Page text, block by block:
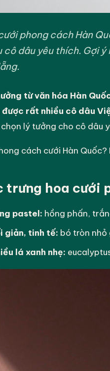
phong cách Hàn
cô dâu yêu thích. Gợi
từ văn hóa Hàn
rất nhiều cô dâu
lý tưởng cho cô dâu
cách cưới Hàn Quốc?
trưng hoa cưới
pastel: hồng phấn,
giản, tinh tế: bó tròn nhỏ
lá xanh nhẹ: